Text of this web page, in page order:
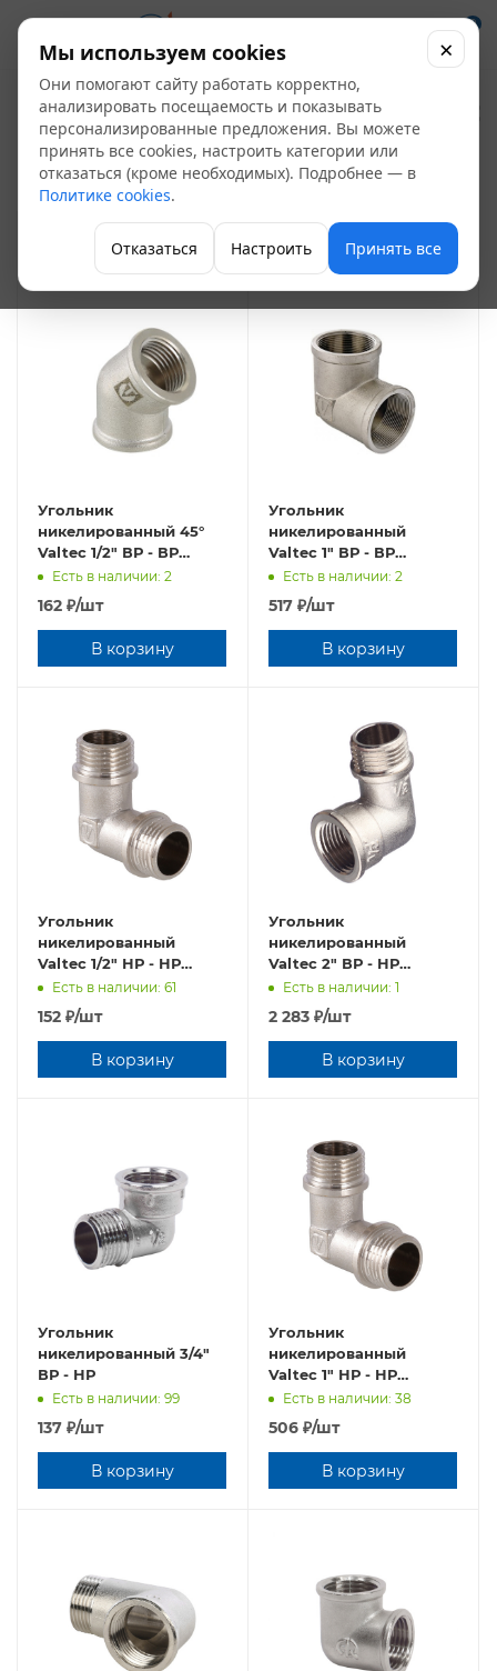
0
Угольник латунный
34
Фитинги латунные
ФИЛЬТР
Угольник
никелированный 45°
Valtec 1/2" ВР - ВР
VTr.091.N.0004
Есть в наличии: 2
162 ₽/шт
В корзину
Угольник
никелированный
Valtec 1" ВР - ВР
VTr.090.N.0006
Есть в наличии: 2
517 ₽/шт
В корзину
Угольник
никелированный
Valtec 1/2" НР - НР
VTr.093.N.0004
Есть в наличии: 61
152 ₽/шт
В корзину
Угольник
никелированный
Valtec 2" ВР - НР
VTr.092.N.0009
Есть в наличии: 1
2 283 ₽/шт
В корзину
Угольник
никелированный 3/4"
ВР - НР
Есть в наличии: 99
137 ₽/шт
В корзину
Угольник
никелированный
Valtec 1" НР - НР
VTr.093.N.0006
Есть в наличии: 38
506 ₽/шт
В корзину
Мы используем cookies
Они помогают сайту работать корректно,
анализировать посещаемость и показывать
персонализированные предложения. Вы можете
принять все cookies, настроить категории или
отказаться (кроме необходимых). Подробнее — в
Политике cookies.
Отказаться Настроить Принять все
×